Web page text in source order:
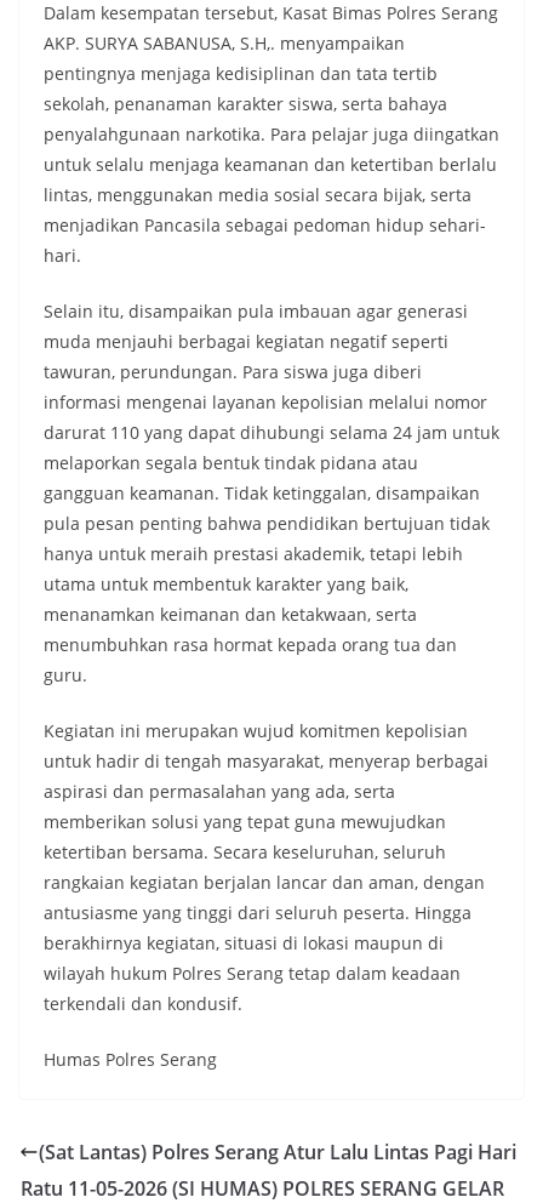
Dalam kesempatan tersebut, Kasat Bimas Polres Serang
AKP. SURYA SABANUSA, S.H,. menyampaikan
pentingnya menjaga kedisiplinan dan tata tertib
sekolah, penanaman karakter siswa, serta bahaya
penyalahgunaan narkotika. Para pelajar juga diingatkan
untuk selalu menjaga keamanan dan ketertiban berlalu
lintas, menggunakan media sosial secara bijak, serta
menjadikan Pancasila sebagai pedoman hidup sehari-
hari.
Selain itu, disampaikan pula imbauan agar generasi
muda menjauhi berbagai kegiatan negatif seperti
tawuran, perundungan. Para siswa juga diberi
informasi mengenai layanan kepolisian melalui nomor
darurat 110 yang dapat dihubungi selama 24 jam untuk
melaporkan segala bentuk tindak pidana atau
gangguan keamanan. Tidak ketinggalan, disampaikan
pula pesan penting bahwa pendidikan bertujuan tidak
hanya untuk meraih prestasi akademik, tetapi lebih
utama untuk membentuk karakter yang baik,
menanamkan keimanan dan ketakwaan, serta
menumbuhkan rasa hormat kepada orang tua dan
guru.
Kegiatan ini merupakan wujud komitmen kepolisian
untuk hadir di tengah masyarakat, menyerap berbagai
aspirasi dan permasalahan yang ada, serta
memberikan solusi yang tepat guna mewujudkan
ketertiban bersama. Secara keseluruhan, seluruh
rangkaian kegiatan berjalan lancar dan aman, dengan
antusiasme yang tinggi dari seluruh peserta. Hingga
berakhirnya kegiatan, situasi di lokasi maupun di
wilayah hukum Polres Serang tetap dalam keadaan
terkendali dan kondusif.
Humas Polres Serang
(Sat Lantas) Polres Serang Atur Lalu Lintas Pagi Hari
Ratu 11-05-2026 (SI HUMAS) POLRES SERANG GELAR